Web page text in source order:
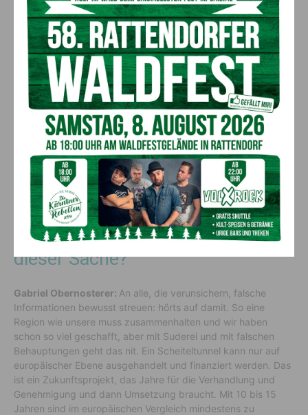
Gabriel Obernosterer:Auch hier wurde klar an die
Betroffenen kommuniziert, der KWF hat eigene
Sanierungsprogramme, auch für die kleinsten Betriebe. Ich
weiß selber, wie das ist, wenn eine Straße gesperrt ist. Zwei
Jahre lang haben wir nach der Unwetterkatastrophe im
Lesachtal gekämpft, meine Familie, meine Kinder, die die
Betriebe führen. Jeder Kaffee, jedes Stückl Torte, das wegfällt
im Geschäft, wird kritisch. Der KWF hat eigene Programme,
die in so einer Situation drüber helfen. Ja, man muss
hingehen, ja, man muss Unterlagen liefern – aber das müssen
die Unwetter-Geschädigten in Arriach oder in der Innerkrems
auch, wenn sie finanzielle Hilfen brauchen. Steuergeld
freihändig vergeben, geht halt nicht.
Welche Botschaft haben Sie in
dieser Sache?
Gabriel Obernosterer: An alle, die verunsichern, falsche
Informationen bewusst streuen: hörts auf damit. So eine
Region wie unsere muss zusammenhalten und wir haben
schon so viel geschafft, aber mit Suderei und mit falschen
Behauptungen geht das nit. Ein Scheiteltunnel kann nur auf
europäischer Ebene ausgehandelt und finanziert werden. Das
ist ein Zukunftsprojekt, das Jahre für die Verhandlung und
Genehmigung und dann Umsetzung braucht. Mit 10 bis 15
Jahren sind im europäischen Vergleich mindestens zu